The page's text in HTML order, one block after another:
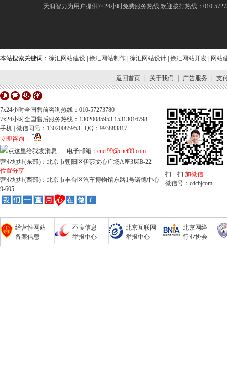
天润智力为用户提供7×24小时免费服务热线,欢迎拨打热线：010-
本站搜索关键词： 徐汇网站建设 徐汇网站制作 徐汇网站设计 徐汇网站开发 网站
返回首页 关于我们 广告服务 支
7x24小时全国售前咨询热线：010-57273780
7x24小时全国售后服务热线：13020085953 15313016798
手机 | 微信同号：13020085953 QQ：993883817
立即咨询
电子邮箱： cnet99@cnet99.com
营业地址(东部)：北京市朝阳区伊莎文心广场A座3层B-22
位置分享
营业地址(西部)：北京市丰台区汽车博物馆东路1号诺德中心
9-605
扫一扫 加微信
微信号：cdcbjcom
经营性网站
备案信息
不良信息
举报中心
北京互联网
举报中心
北京网络
行业协会